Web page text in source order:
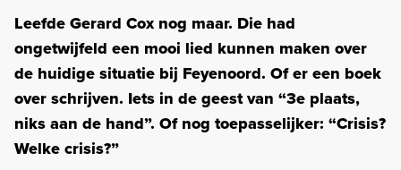
Leefde Gerard Cox nog maar. Die had
ongetwijfeld een mooi lied kunnen maken over
de huidige situatie bij Feyenoord. Of er een boek
over schrijven. Iets in de geest van “3e plaats,
niks aan de hand”. Of nog toepasselijker: “Crisis?
Welke crisis?”